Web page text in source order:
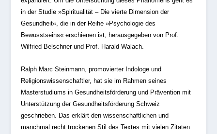
in der Studie »Spiritualität – Die vierte Dimension der
Gesundheit«, die in der Reihe »Psychologie des
Bewusstseins« erschienen ist, herausgegeben von Prof.
Wilfried Belschner und Prof. Harald Walach.
Ralph Marc Steinmann, promovierter Indologe und
Religionswissenschaftler, hat sie im Rahmen seines
Masterstudiums in Gesundheitsförderung und Prävention mit
Unterstützung der Gesundheitsförderung Schweiz
geschrieben. Das erklärt den wissenschaftlichen und
manchmal recht trockenen Stil des Textes mit vielen Zitaten